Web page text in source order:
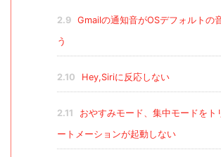
2.9
Gmailの通知音がOSデフォルトの
う
2.10 Hey,Siriに反応しない
2.11
おやすみモード、集中モードをト
ートメーションが起動しない